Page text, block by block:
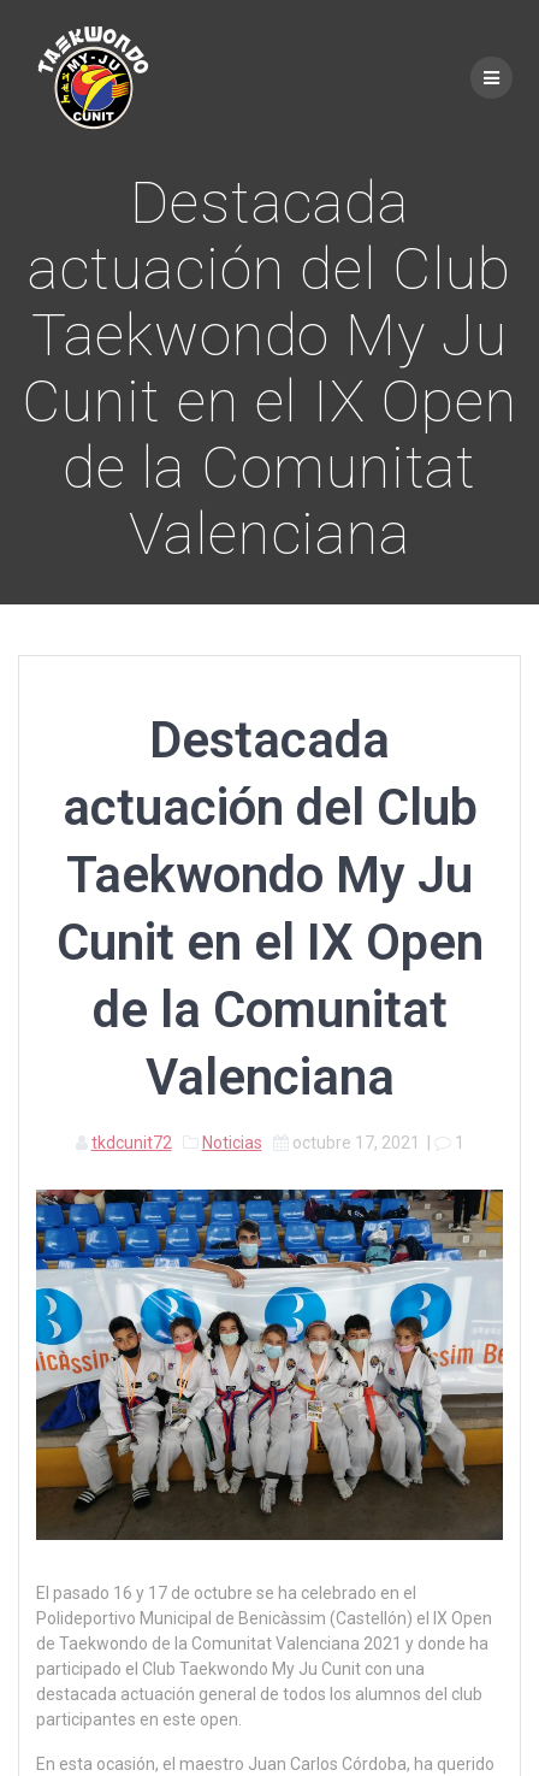
Destacada
actuación del Club
Taekwondo My Ju
Cunit en el IX Open
de la Comunitat
Valenciana
Destacada
actuación del Club
Taekwondo My Ju
Cunit en el IX Open
de la Comunitat
Valenciana
tkdcunit72 Noticias octubre 17, 2021 1
El pasado 16 y 17 de octubre se ha celebrado en el
Polideportivo Municipal de Benicàssim (Castellón) el IX Open
de Taekwondo de la Comunitat Valenciana 2021 y donde ha
participado el Club Taekwondo My Ju Cunit con una
destacada actuación general de todos los alumnos del club
participantes en este open.
En esta ocasión, el maestro Juan Carlos Córdoba, ha querido